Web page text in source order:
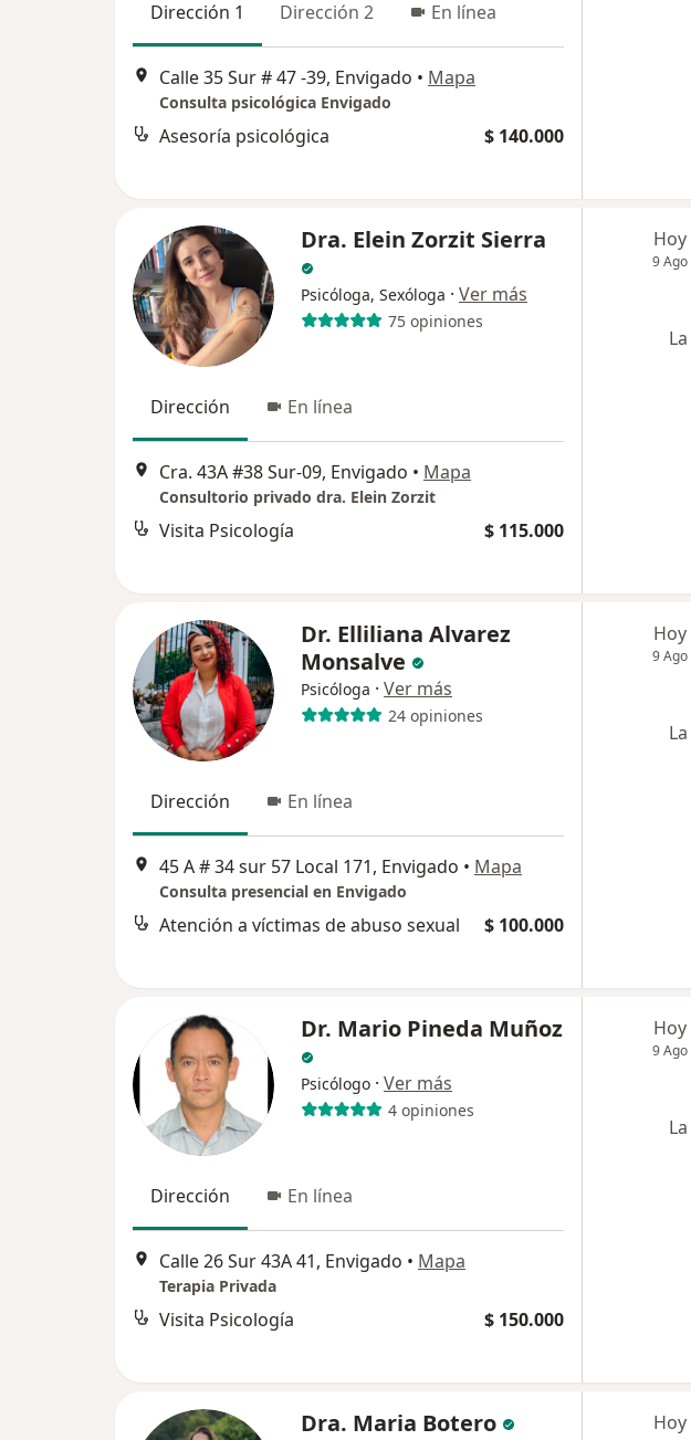
Dirección 1 Dirección 2 En línea
Calle 35 Sur # 47 -39, Envigado • Mapa
Consulta psicológica Envigado
Asesoría psicológica $ 140.000
Dra. Elein Zorzit Sierra
Psicóloga, Sexóloga · Ver más
75 opiniones
Dirección En línea
Cra. 43A #38 Sur-09, Envigado • Mapa
Consultorio privado dra. Elein Zorzit
Visita Psicología $ 115.000
Hoy
9 Ago
Dr. Elliliana Alvarez
Monsalve
Psicóloga · Ver más
24 opiniones
Dirección En línea
45 A # 34 sur 57 Local 171, Envigado • Mapa
Consulta presencial en Envigado
Atención a víctimas de abuso sexual $ 100.000
Hoy
9 Ago
Dr. Mario Pineda Muñoz
Psicólogo · Ver más
4 opiniones
Dirección En línea
Calle 26 Sur 43A 41, Envigado • Mapa
Terapia Privada
Visita Psicología $ 150.000
Hoy
9 Ago
Dra. Maria Botero Hoy